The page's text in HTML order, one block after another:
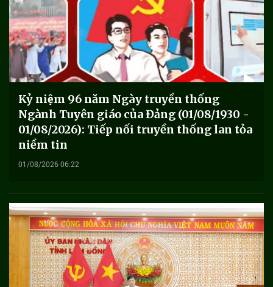
Kỷ niệm 96 năm Ngày truyền thống
Ngành Tuyên giáo của Đảng (01/08/1930 -
01/08/2026): Tiếp nối truyền thống lan tỏa
niềm tin
01/08/2026 06:22